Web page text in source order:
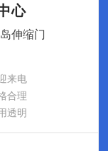
心
伸缩门
来电
合理
透明